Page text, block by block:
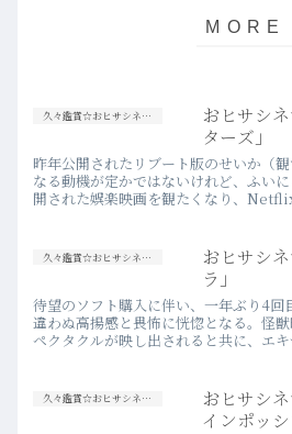
久々鑑賞☆おヒサシネマ！
おヒサシ
ターズ」
昨年公開されたリブート版のせいか（
なる動機が定かではないけれど、ふい
開された娯楽映画を観たくなり、
久々鑑賞☆おヒサシネマ！
おヒサシ
ラ」
待望のソフト購入に伴い、一年ぶり4回
違わぬ高揚感と畏怖に恍惚となる。怪
ペクタクルが映し出されると共に、エ
久々鑑賞☆おヒサシネマ！
おヒサシ
インポッシ